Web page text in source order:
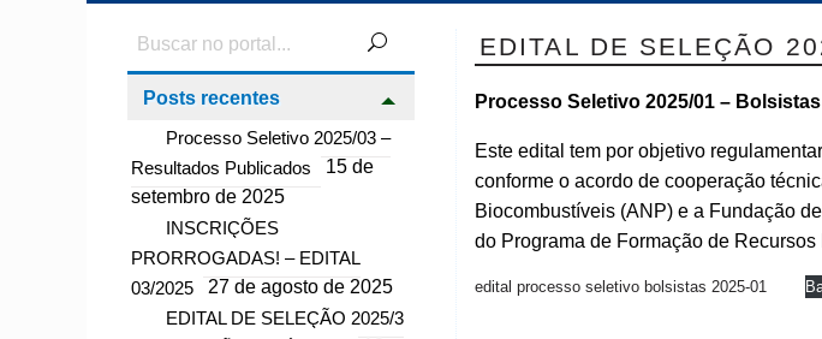
Posts recentes
Processo Seletivo 2025/03 –
Resultados Publicados
15 de
setembro de 2025
INSCRIÇÕES
PRORROGADAS! – EDITAL
03/2025
27 de agosto de 2025
EDITAL DE SELEÇÃO 2025/3
EDITAL DE SELEÇÃO
Processo Seletivo 2025/01 – Bolsistas
Este edital tem por objetivo
conforme o acordo de cooperação
Biocombustíveis (ANP) e a Fundação
do Programa de Formação de
edital processo seletivo bolsistas 2025-01